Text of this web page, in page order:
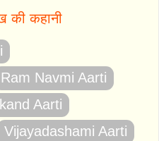
की कहानी
Ram Navmi Aarti
Aarti
Vijayadashami Aarti